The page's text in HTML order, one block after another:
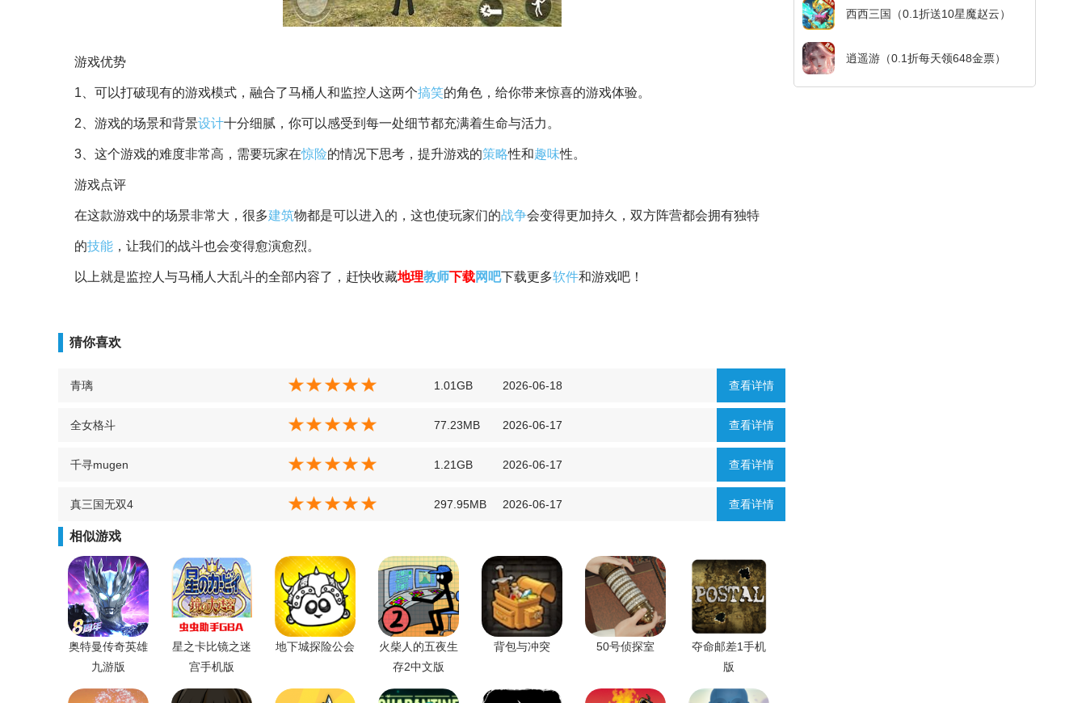
游戏优势
1、可以打破现有的游戏模式，融合了马桶人和监控人这两个搞笑的角色，给你带来惊喜的游戏体验。
2、游戏的场景和背景设计十分细腻，你可以感受到每一处细节都充满着生命与活力。
3、这个游戏的难度非常高，需要玩家在惊险的情况下思考，提升游戏的策略性和趣味性。
游戏点评
在这款游戏中的场景非常大，很多建筑物都是可以进入的，这也使玩家们的战争会变得更加持久，双方阵营都会拥有独特
的技能 ，让我们的战斗也会变得愈演愈烈。
以上就是监控人与马桶人大乱斗的全部内容了，赶快收藏地理教师下载网吧下载更多软件和游戏吧！
猜你喜欢
查看详情
青璃 1.01GB 2026-06-18
查看详情
全女格斗 77.23MB 2026-06-17
查看详情
千寻mugen 1.21GB 2026-06-17
查看详情
真三国无双4 297.95MB 2026-06-17
相似游戏
奥特曼传奇英雄
九游版
星之卡比镜之迷
宫手机版
地下城探险公会
火柴人的五夜生
存2中文版
背包与冲突 50号侦探室
夺命邮差1手机
版
西西三国（0.1折送10星魔赵云）
逍遥游（0.1折每天领648金票）